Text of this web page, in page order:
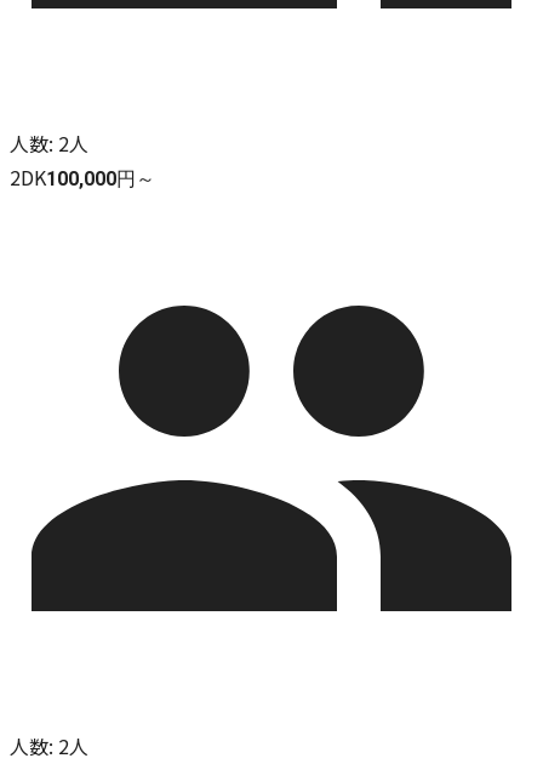
人数: 2人
2DK100,000円～
人数: 2人